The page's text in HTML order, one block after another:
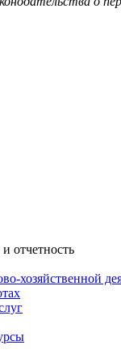
отчетность
хозяйственной